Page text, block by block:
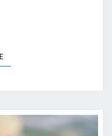
ЧИТАТЬ ДАЛЕЕ